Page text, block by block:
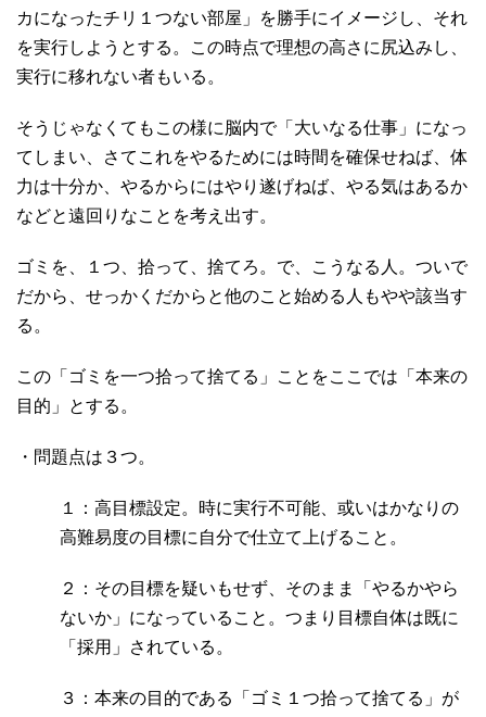
カになったチリ１つない部屋」を勝手にイメージし、それ
を実行しようとする。この時点で理想の高さに尻込みし、
実行に移れない者もいる。
そうじゃなくてもこの様に脳内で「大いなる仕事」になっ
てしまい、さてこれをやるためには時間を確保せねば、体
力は十分か、やるからにはやり遂げねば、やる気はあるか
などと遠回りなことを考え出す。
ゴミを、１つ、拾って、捨てろ。で、こうなる人。ついで
だから、せっかくだからと他のこと始める人もやや該当す
る。
この「ゴミを一つ拾って捨てる」ことをここでは「本来の
目的」とする。
・問題点は３つ。
１：高目標設定。時に実行不可能、或いはかなりの
高難易度の目標に自分で仕立て上げること。
２：その目標を疑いもせず、そのまま「やるかやら
ないか」になっていること。つまり目標自体は既に
「採用」されている。
３：本来の目的である「ゴミ１つ拾って捨てる」が